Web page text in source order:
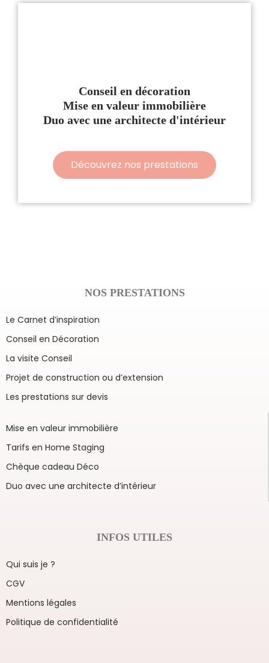
Conseil en décoration
Mise en valeur immobilière
Duo avec une architecte d'intérieur
Découvrez nos prestations
NOS PRESTATIONS
Le Carnet d’inspiration
Conseil en Décoration
La visite Conseil
Projet de construction ou d’extension
Les prestations sur devis
Mise en valeur immobilière
Tarifs en Home Staging
Chèque cadeau Déco
Duo avec une architecte d’intérieur
INFOS UTILES
Qui suis je ?
CGV
Mentions légales
Politique de confidentialité